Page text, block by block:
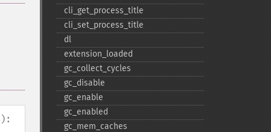
):
cli_​get_​process_​title
cli_​set_​process_​title
dl
extension_​loaded
gc_​collect_​cycles
gc_​disable
gc_​enable
gc_​enabled
gc_​mem_​caches